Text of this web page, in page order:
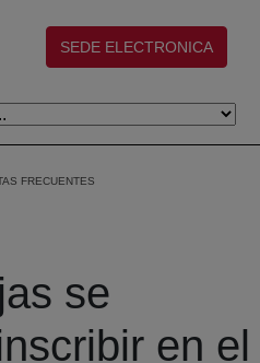
(abre en nueva ventana)
SEDE ELECTRONICA
FRECUENTES
se
en el